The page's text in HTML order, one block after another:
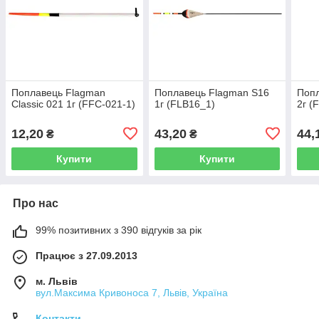
Поплавець Flagman
Classic 021 1г (FFC-021-1)
12,20 ₴
Купити
Поплавець Flagman S16
1г (FLB16_1)
43,20₴
Купити
2г
Про нас
99% позитивних з 390 відгуків за рік
Працює з 27.09.2013
м. Львів
вул.Максима Кривоноса 7, Львів, Україна